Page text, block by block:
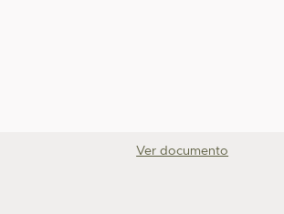
Ver documento